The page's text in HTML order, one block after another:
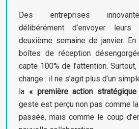
Des entreprises
délibérément d’envoyer
deuxième semaine de janvier.
boîtes de réception
capte 100% de l’attention.
change : il ne s’agit plus d’un
la « première action stratégique
geste est perçu non pas comme la
passée, mais comme le coup